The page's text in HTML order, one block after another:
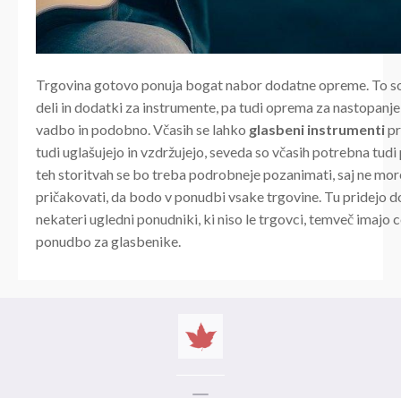
Trgovina gotovo ponuja bogat nabor dodatne opreme. To
deli in dodatki za instrumente, pa tudi oprema za
vadbo in podobno. Včasih se lahko glasbeni instrumenti
tudi uglašujejo in vzdržujejo, seveda so včasih potrebna
teh storitvah se bo treba podrobneje pozanimati, saj ne
pričakovati, da bodo v ponudbi vsake trgovine. Tu pridejo
nekateri ugledni ponudniki, ki niso le trgovci, temveč imajo
ponudbo za glasbenike.